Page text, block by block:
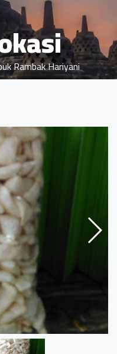
Rambak Hariyani